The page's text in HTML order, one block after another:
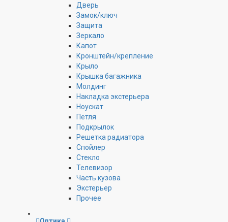
Дверь
Замок/ключ
Защита
Зеркало
Капот
Кронштейн/крепление
Крыло
Крышка багажника
Молдинг
Накладка экстерьера
Ноускат
Петля
Подкрылок
Решетка радиатора
Спойлер
Стекло
Телевизор
Часть кузова
Экстерьер
Прочее